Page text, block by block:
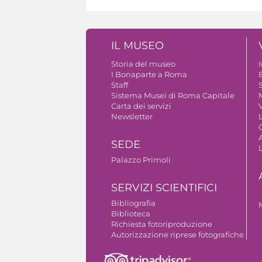
IL MUSEO
Storia del museo
I Bonaparte a Roma
Staff
Sistema Musei di Roma Capitale
Carta dei servizi
Newsletter
SEDE
Palazzo Primoli
SERVIZI SCIENTIFICI
Bibliografia
Biblioteca
Richiesta fotoriproduzione
Autorizzazione riprese fotografiche